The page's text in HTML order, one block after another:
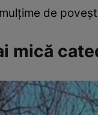
de
mică